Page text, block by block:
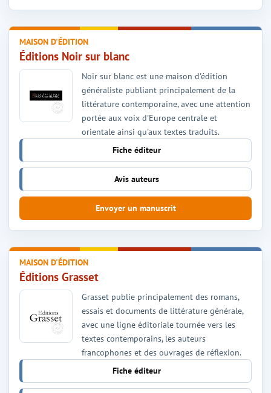
MAISON D'ÉDITION
Éditions Grasset
Grasset publie principalement des romans,
essais et documents de littérature générale,
avec une ligne éditoriale tournée vers les
textes contemporains, les auteurs
francophones et des ouvrages de réflexion.
Fiche éditeur
MAISON D'ÉDITION
Éditions Noir sur blanc
Noir sur blanc est une maison d'édition
généraliste publiant principalement de la
littérature contemporaine, avec une attention
portée aux voix d'Europe centrale et
orientale ainsi qu'aux textes traduits.
Fiche éditeur
Avis auteurs
Envoyer un manuscrit